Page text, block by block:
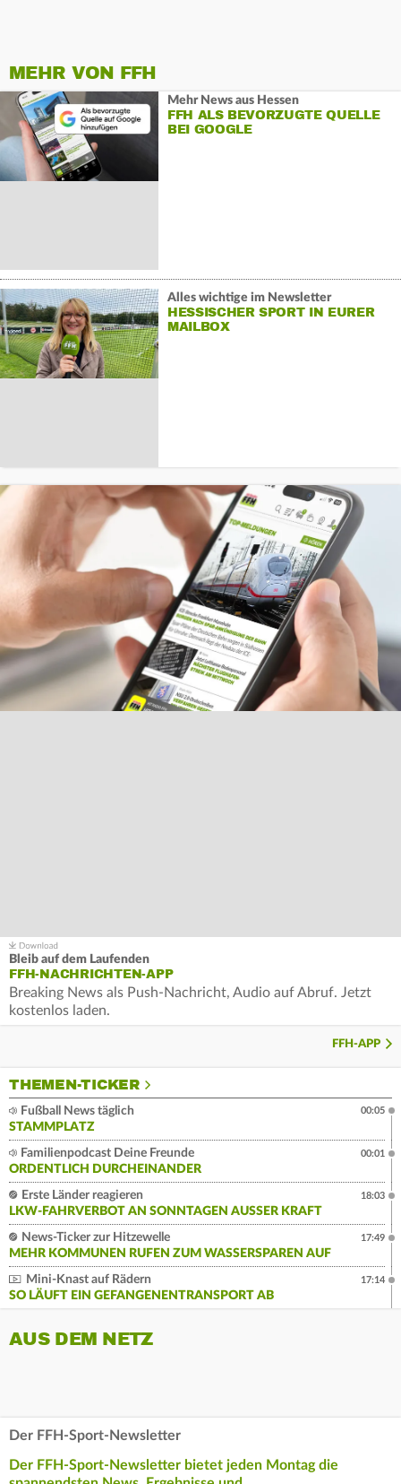
MEHR VON FFH
Mehr News aus Hessen
FFH ALS BEVORZUGTE QUELLE
BEI GOOGLE
Alles wichtige im Newsletter
HESSISCHER SPORT IN EURER
MAILBOX
Bleib auf dem Laufenden
FFH-NACHRICHTEN-APP
Breaking News als Push-Nachricht, Audio auf Abruf. Jetzt
kostenlos laden.
FFH-APP
THEMEN-TICKER
Fußball News täglich
STAMMPLATZ
00:05
Familienpodcast Deine Freunde
ORDENTLICH DURCHEINANDER
00:01
Erste Länder reagieren
LKW-FAHRVERBOT AN SONNTAGEN AUSSER KRAFT
18:03
News-Ticker zur Hitzewelle
MEHR KOMMUNEN RUFEN ZUM WASSERSPAREN AUF
17:49
Mini-Knast auf Rädern
SO LÄUFT EIN GEFANGENENTRANSPORT AB
17:14
AUS DEM NETZ
Der FFH-Sport-Newsletter
Der FFH-Sport-Newsletter bietet jeden Montag die